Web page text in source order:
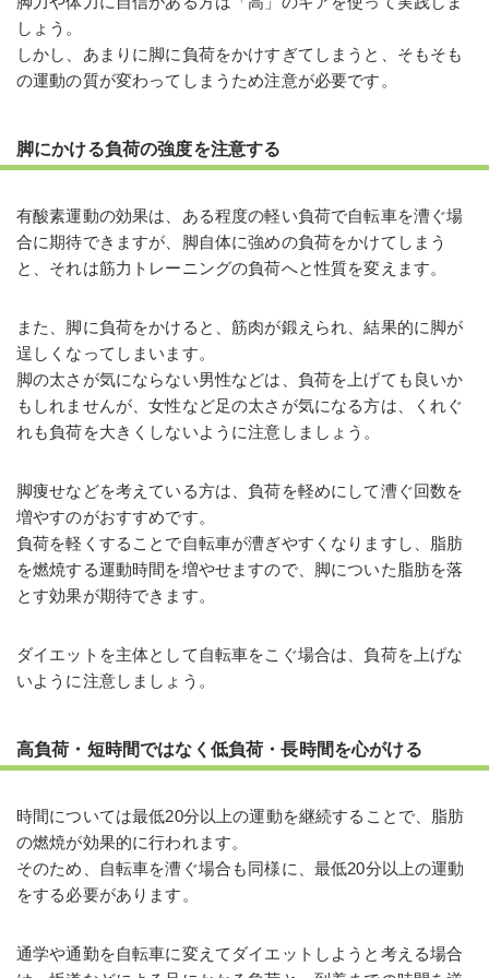
しょう。
しかし、あまりに脚に負荷をかけすぎてしまうと、そもそも
の運動の質が変わってしまうため注意が必要です。
脚にかける負荷の強度を注意する
有酸素運動の効果は、ある程度の軽い負荷で自転車を漕ぐ場
合に期待できますが、脚自体に強めの負荷をかけてしまう
と、それは筋力トレーニングの負荷へと性質を変えます。
また、脚に負荷をかけると、筋肉が鍛えられ、結果的に脚が
逞しくなってしまいます。
脚の太さが気にならない男性などは、負荷を上げても良いか
もしれませんが、女性など足の太さが気になる方は、くれぐ
れも負荷を大きくしないように注意しましょう。
脚痩せなどを考えている方は、負荷を軽めにして漕ぐ回数を
増やすのがおすすめです。
負荷を軽くすることで自転車が漕ぎやすくなりますし、脂肪
を燃焼する運動時間を増やせますので、脚についた脂肪を落
とす効果が期待できます。
ダイエットを主体として自転車をこぐ場合は、負荷を上げな
いように注意しましょう。
高負荷・短時間ではなく低負荷・長時間を心がける
時間については最低20分以上の運動を継続することで、脂肪
の燃焼が効果的に行われます。
そのため、自転車を漕ぐ場合も同様に、最低20分以上の運動
をする必要があります。
通学や通勤を自転車に変えてダイエットしようと考える場合